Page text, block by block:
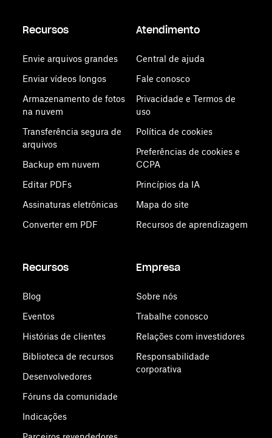
Recursos
Envie arquivos grandes
Enviar vídeos longos
Armazenamento de fotos
na nuvem
Transferência segura de
arquivos
Backup em nuvem
Editar PDFs
Assinaturas eletrônicas
Converter em PDF
Atendimento
Central de ajuda
Fale conosco
Privacidade e Termos de
uso
Política de cookies
Preferências de cookies e
CCPA
Princípios da IA
Mapa do site
Recursos de aprendizagem
Recursos
Blog
Eventos
Histórias de clientes
Biblioteca de recursos
Desenvolvedores
Fóruns da comunidade
Indicações
Empresa
Sobre nós
Trabalhe conosco
Relações com investidores
Responsabilidade
corporativa